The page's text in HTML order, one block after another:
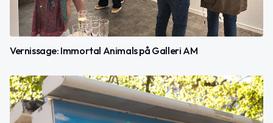
Vernissage: Immortal Animals på Galleri AM